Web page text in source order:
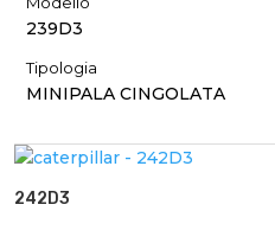
239D3
Tipologia
MINIPALA CINGOLATA
242D3